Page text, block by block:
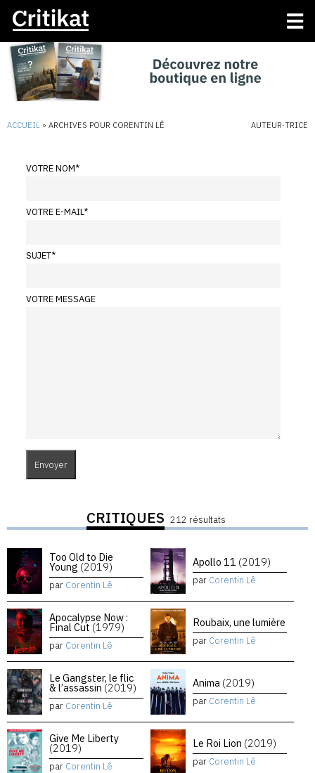
ACCUEIL » ARCHIVES POUR CORENTIN LÊ AUTEUR·TRICE
VOTRE NOM*
VOTRE E-MAIL*
SUJET*
VOTRE MESSAGE
CRITIQUES 212 résultats
Too Old to Die
Young (2019)
par Corentin Lê
Apollo 11 (2019)
par Corentin Lê
Apocalypse Now :
Final Cut (1979)
par Corentin Lê
Roubaix, une lumière
par Corentin Lê
Le Gangster, le flic
& l’assassin (2019)
par Corentin Lê
Anima (2019)
par Corentin Lê
Give Me Liberty
(2019)
par Corentin Lê
Le Roi Lion (2019)
par Corentin Lê